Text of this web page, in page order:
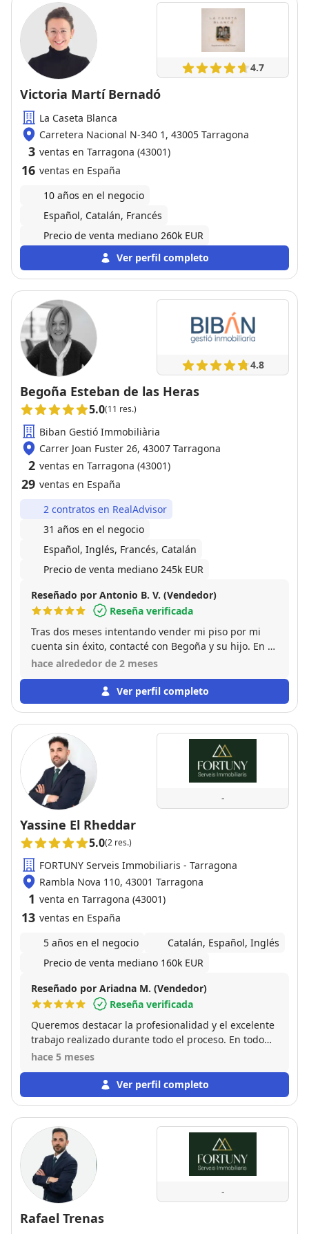
4.7
Victoria Martí Bernadó
La Caseta Blanca
Carretera Nacional N-340 1, 43005 Tarragona
3 ventas en Tarragona (43001)
16 ventas en España
10 años en el negocio
Español, Catalán, Francés
Precio de venta mediano 260k EUR
Ver perfil completo
4.8
Begoña Esteban de las Heras
5.0(11 res.)
Biban Gestió Immobiliària
Carrer Joan Fuster 26, 43007 Tarragona
2 ventas en Tarragona (43001)
29 ventas en España
2 contratos en RealAdvisor
31 años en el negocio
Español, Inglés, Francés, Catalán
Precio de venta mediano 245k EUR
Reseñado por Antonio B. V. (Vendedor)
Reseña verificada
Tras dos meses intentando vender mi piso por mi
cuenta sin éxito, contacté con Begoña y su hijo. En 1
semana el piso estaba vendido por un precio
realizado. Eficiencia y profesionalidad. Les pongo un
10.
hace alrededor de 2 meses
Ver perfil completo
-
Yassine El Rheddar
5.0(2 res.)
FORTUNY Serveis Immobiliaris - Tarragona
Rambla Nova 110, 43001 Tarragona
1 venta en Tarragona (43001)
13 ventas en España
5 años en el negocio
Catalán, Español, Inglés
Precio de venta mediano 160k EUR
Reseñado por Ariadna M. (Vendedor)
Reseña verificada
Queremos destacar la profesionalidad y el excelente
trabajo realizado durante todo el proceso. En todo
momento demostró ser una persona organizada,
gestionado cada detalle con seriedad y
responsabilidad, manteniéndonos informados y
claridad. Sin duda, es un profesional en quien
confiar y al que recomendamos totalmente. Muchas
gracias por todo el trabajo realizado.
hace 5 meses
Ver perfil completo
-
Rafael Trenas